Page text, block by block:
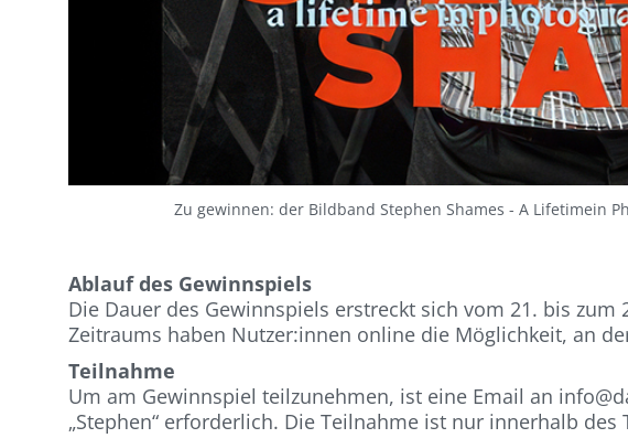
Zu gewinnen: der Bildband Stephen Shames - A Lifetimein
Ablauf des Gewinnspiels
Die Dauer des Gewinnspiels erstreckt sich vom 21. bis zum
Zeitraums haben Nutzer:innen online die Möglichkeit, an
Teilnahme
Um am Gewinnspiel teilzunehmen, ist eine Email an
„Stephen“ erforderlich. Die Teilnahme ist nur innerhalb